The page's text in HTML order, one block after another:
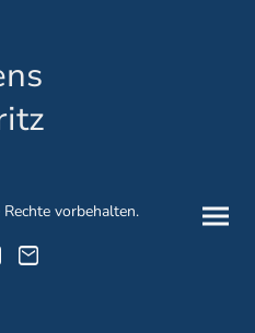
vorbehalten.